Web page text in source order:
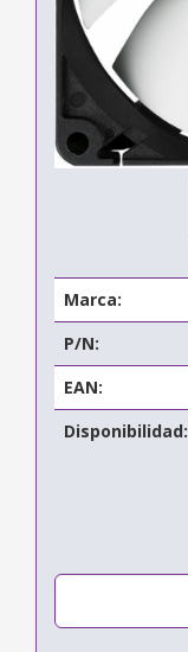
Marca:
P/N:
EAN:
Disponibilidad: